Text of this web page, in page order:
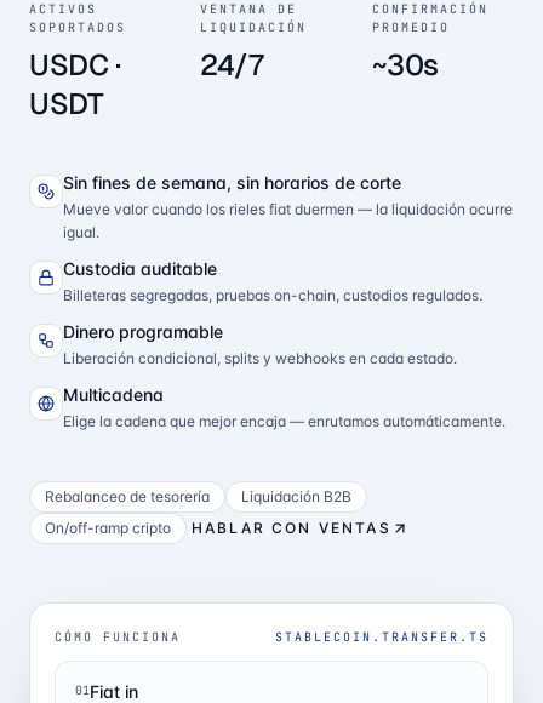
ACTIVOS
SOPORTADOS
USDC ·
USDT
VENTANA DE
LIQUIDACIÓN
24/7
CONFIRMACIÓN
PROMEDIO
~30s
Sin fines de semana, sin horarios de corte
Mueve valor cuando los rieles fiat duermen — la liquidación ocurre
igual.
Custodia auditable
Billeteras segregadas, pruebas on-chain, custodios regulados.
Dinero programable
Liberación condicional, splits y webhooks en cada estado.
Multicadena
Elige la cadena que mejor encaja — enrutamos automáticamente.
Rebalanceo de tesorería
Liquidación B2B
On/off-ramp cripto
HABLAR CON VENTAS
CÓMO FUNCIONA STABLECOIN.TRANSFER.TS
01Fiat in